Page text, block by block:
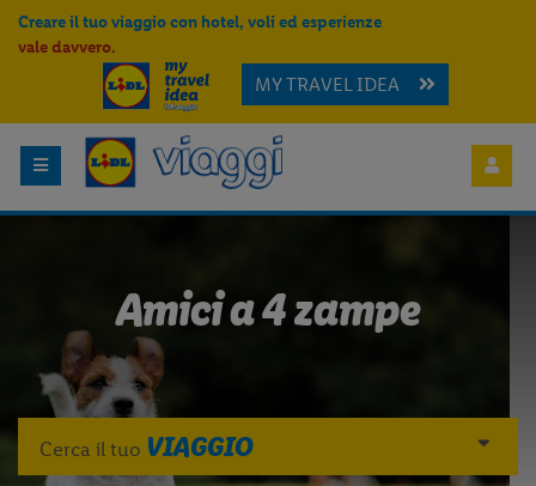
Creare il tuo viaggio con hotel, voli ed esperienze
vale davvero.
MY TRAVEL IDEA
Amici a 4 zampe
Cerca il tuo VIAGGIO